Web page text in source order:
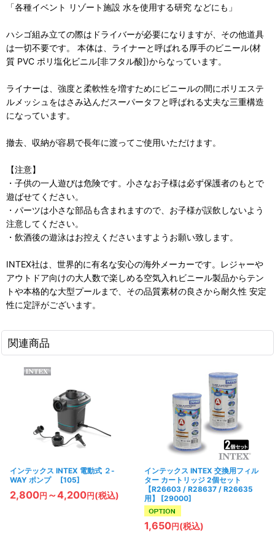
「各種イベント リゾート施設 水を使用する研究 などにも」
ハシゴ組み立ての際はドライバーが必要になりますが、その他道具
は一切不要です。 本体は、ライナーと呼ばれる厚手のビニール(材
質 PVC ポリ塩化ビニル[非フタル酸])からなっています。
ライナーは、強度と柔軟性を増すためにビニールの間にポリエステ
ルメッシュをはさみ込んだスーパータフと呼ばれる丈夫な三重構造
になっています。
撤去、収納が容易で長年に渡ってご使用いただけます。
【注意】
・子供の一人遊びは危険です。小さなお子様は必ず保護者のもとで
遊ばせてください。
・パーツは小さな部品も含まれますので、お子様が誤飲しないよう
注意してください。
・飲酒後の遊泳はお控えくださいますようお願い致します。
INTEX社は、世界的に有名な安心の海外メーカーです。レジャーや
アウトドア向けの大人数で楽しめる空気入れビニール製品からテン
トや本格的な大型プールまで、その品質素材の良さから耐久性 安定
性に定評がございます。
関連商品
インテックス INTEX 電動式 ２-
WAY ポンプ
[105]
2,800円 ～4,200円 (税込)
インテックス INTEX 交換用フィル
ター カートリッジ 2個セット
【R26603 / R28637 / R26635
用】
[29000]
1,650円 (税込)